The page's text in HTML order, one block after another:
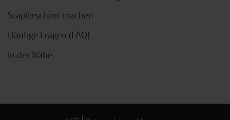
Staplerschein machen
Häufige Fragen (FAQ)
In der Nähe